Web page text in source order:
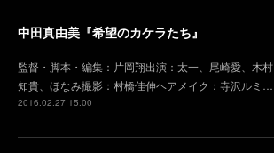
中田真由美『希望のカケラたち』
監督・脚本・編集：片岡翔出演：太一、尾崎愛、木村
知貴、ほなみ撮影：村橋佳伸ヘアメイク：寺沢ルミ…
2016.02.27 15:00